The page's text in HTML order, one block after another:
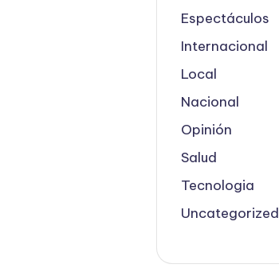
Espectáculos
Internacional
Local
Nacional
Opinión
Salud
Tecnologia
Uncategorized